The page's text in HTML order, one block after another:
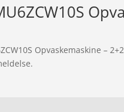
Opvaskemaskine –